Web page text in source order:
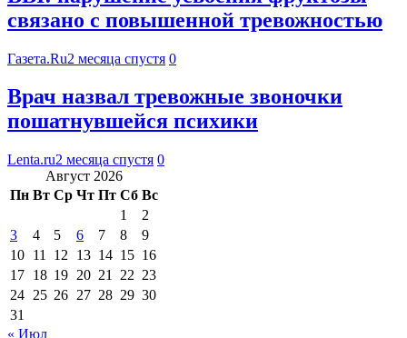
связано с повышенной тревожностью
Газета.Ru2 месяца спустя 0
Врач назвал тревожные звоночки
пошатнувшейся психики
Lenta.ru2 месяца спустя 0
Август 2026
Пн Вт Ср Чт Пт Сб Вс
1
2
3
4 5 6 7 8
9
10 11 12 13 14 15 16
17 18 19 20 21 22 23
24 25 26 27 28 29 30
31
« Июл